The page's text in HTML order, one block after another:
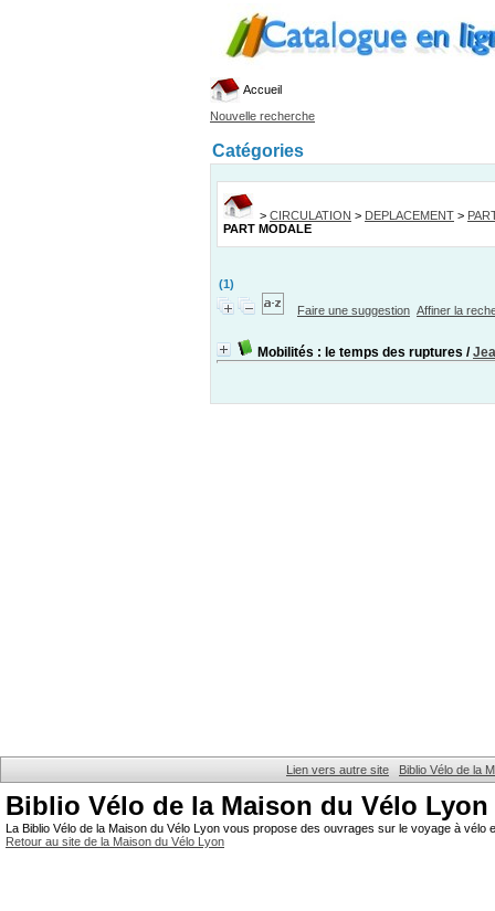
Accueil
Nouvelle recherche
Catégories
> CIRCULATION > DEPLACEMENT >
PART MODALE
(1)
Faire une suggestion Affiner la
Mobilités : le temps des ruptures /
Lien vers autre site Biblio Vélo de la
Biblio Vélo de la Maison du Vélo Lyon
La Biblio Vélo de la Maison du Vélo Lyon vous propose des ouvrages sur le voyage à
Retour au site de la Maison du Vélo Lyon